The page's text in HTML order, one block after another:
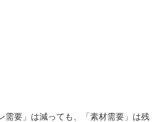
需要」は減っても、「素材需要」は残